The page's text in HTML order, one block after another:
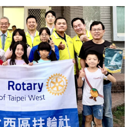
b
o
o
k
-
f
t
e
r
u
b
e